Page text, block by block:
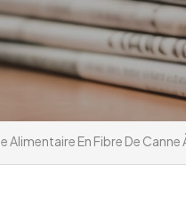
Alimentaire En Fibre De Canne